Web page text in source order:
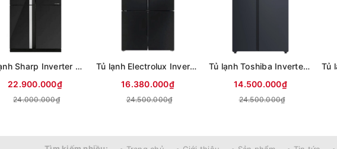
Tủ lạnh Sharp Inverter 611 lít Multi Door SJ-FXPI700VG-BK
22.900.000₫
24.000.000₫
Tủ lạnh Electrolux Inverter 564 lít Multi Door EQE5700B-B
16.380.000₫
24.500.000₫
Tủ lạnh Toshiba Inverter 711 lít Side By Side GR-RS910WI-PMV(06)-MG (Mới 2025)
14.500.000₫
24.500.000₫